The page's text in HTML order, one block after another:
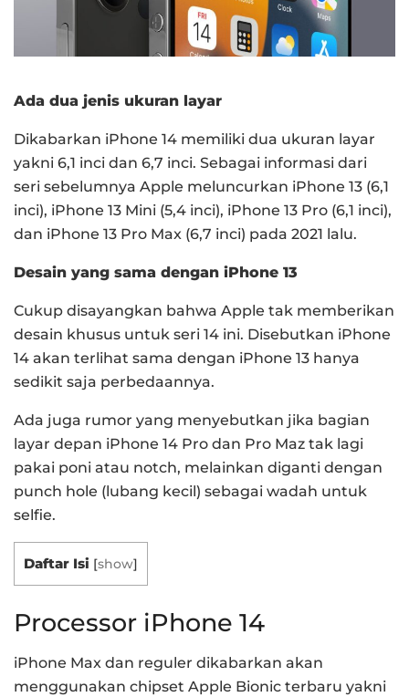
Ada dua jenis ukuran layar
Dikabarkan iPhone 14 memiliki dua ukuran layar
yakni 6,1 inci dan 6,7 inci. Sebagai informasi dari
seri sebelumnya Apple meluncurkan iPhone 13 (6,1
inci), iPhone 13 Mini (5,4 inci), iPhone 13 Pro (6,1 inci),
dan iPhone 13 Pro Max (6,7 inci) pada 2021 lalu.
Desain yang sama dengan iPhone 13
Cukup disayangkan bahwa Apple tak memberikan
desain khusus untuk seri 14 ini. Disebutkan iPhone
14 akan terlihat sama dengan iPhone 13 hanya
sedikit saja perbedaannya.
Ada juga rumor yang menyebutkan jika bagian
layar depan iPhone 14 Pro dan Pro Maz tak lagi
pakai poni atau notch, melainkan diganti dengan
punch hole (lubang kecil) sebagai wadah untuk
selfie.
Daftar Isi [show]
Processor iPhone 14
iPhone Max dan reguler dikabarkan akan
menggunakan chipset Apple Bionic terbaru yakni